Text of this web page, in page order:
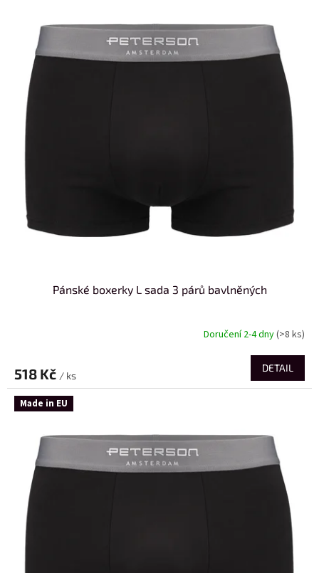
Pánské boxerky L sada 3 párů bavlněných
Doručení 2-4 dny(>8 ks)
518 Kč / ks
DETAIL
Made in EU